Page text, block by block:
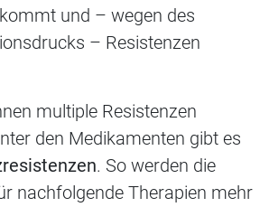
und – wegen des
– Resistenzen
multiple Resistenzen
den Medikamenten gibt es
. So werden die
nachfolgende Therapien mehr